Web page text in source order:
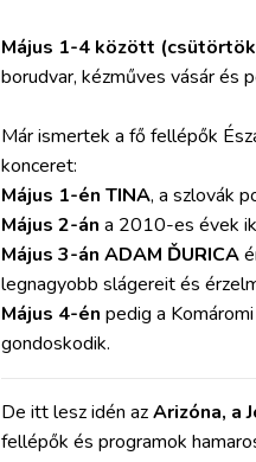
Május 1-4 között
borudvar, kézműves vásár és
Már ismertek a fő fellépők
konceret:
Május 1-én TINA, a szlovák
Május 2-án a 2010-es évek
Május 3-án ADAM ĎURICA
legnagyobb slágereit és
Május 4-én pedig a
gondoskodik.
De itt lesz idén azArizóna, a
fellépők és programok